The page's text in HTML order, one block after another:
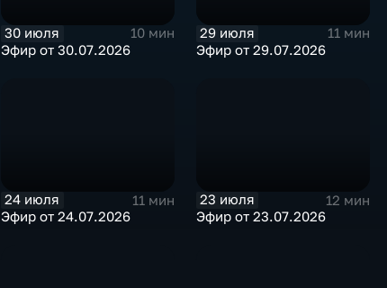
30 июля
10 мин
Эфир от 30.07.2026
29 июля
11 мин
Эфир от 29.07.2026
24 июля
11 мин
Эфир от 24.07.2026
23 июля
12 мин
Эфир от 23.07.2026